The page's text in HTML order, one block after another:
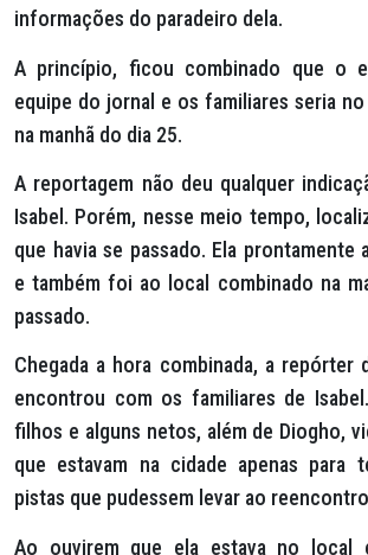
informações do paradeiro dela.
A princípio, ficou combinado que o
equipe do jornal e os familiares seria
na manhã do dia 25.
A reportagem não deu qualquer
Isabel. Porém, nesse meio tempo,
que havia se passado. Ela
e também foi ao local combinado na
passado.
Chegada a hora combinada, a repórter
encontrou com os familiares de
filhos e alguns netos, além de Diogho,
que estavam na cidade apenas para
pistas que pudessem levar ao
Ao ouvirem que ela estava no local